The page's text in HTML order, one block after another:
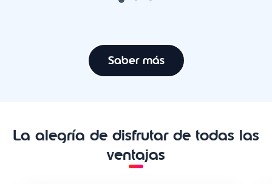
Saber más
La alegría de disfrutar de todas las
ventajas